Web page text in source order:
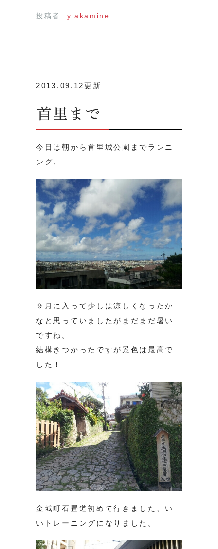
投稿者: y.akamine
2013.09.12更新
首里まで
今日は朝から首里城公園までランニ
ング。
９月に入って少しは涼しくなったか
なと思っていましたがまだまだ暑い
ですね。
結構きつかったですが景色は最高で
した！
金城町石畳道初めて行きました、い
いトレーニングになりました。